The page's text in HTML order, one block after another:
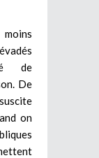
de
De
on